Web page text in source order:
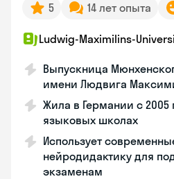
5 14 лет опыта
Ludwig-Maximilins-
Выпускница
имени Людвига
Жила в Германии с 2005
языковых школах
Использует
нейродидактику для
экзаменам